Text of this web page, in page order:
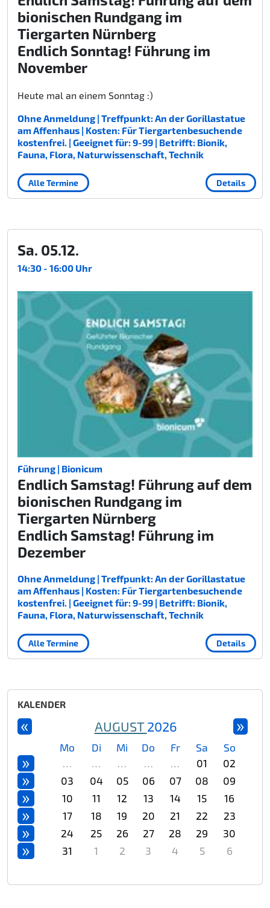
bionischen Rundgang im
Tiergarten Nürnberg
Endlich Sonntag! Führung im
November
Heute mal an einem Sonntag :)
Ohne Anmeldung | Treffpunkt: An der Gorillastatue
am Affenhaus | Kosten: Für Tiergartenbesuchende
kostenfrei. | Geeignet für: 9-99 | Betrifft: Bionik,
Fauna, Flora, Naturwissenschaft, Technik
Details
Alle Termine
Sa. 05.12.
14:30 - 16:00 Uhr
Führung | Bionicum
Endlich Samstag! Führung auf dem
bionischen Rundgang im
Tiergarten Nürnberg
Endlich Samstag! Führung im
Dezember
Ohne Anmeldung | Treffpunkt: An der Gorillastatue
am Affenhaus | Kosten: Für Tiergartenbesuchende
kostenfrei. | Geeignet für: 9-99 | Betrifft: Bionik,
Fauna, Flora, Naturwissenschaft, Technik
Details
Alle Termine
KALENDER
»
« AUGUST2026
Mo Di Mi Do Fr Sa So
» … … … … … 01 02
» 03 04 05 06 07 08 09
» 10 11 12 13 14 15 16
» 17 18 19 20 21 22 23
» 24 25 26 27 28 29 30
» 31 1 2 3 4 5 6